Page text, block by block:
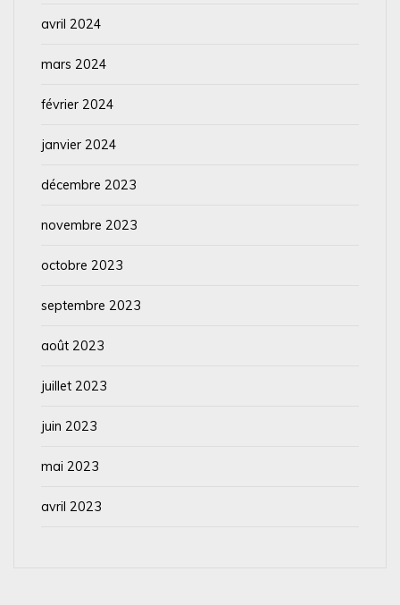
avril 2024
mars 2024
février 2024
janvier 2024
décembre 2023
novembre 2023
octobre 2023
septembre 2023
août 2023
juillet 2023
juin 2023
mai 2023
avril 2023